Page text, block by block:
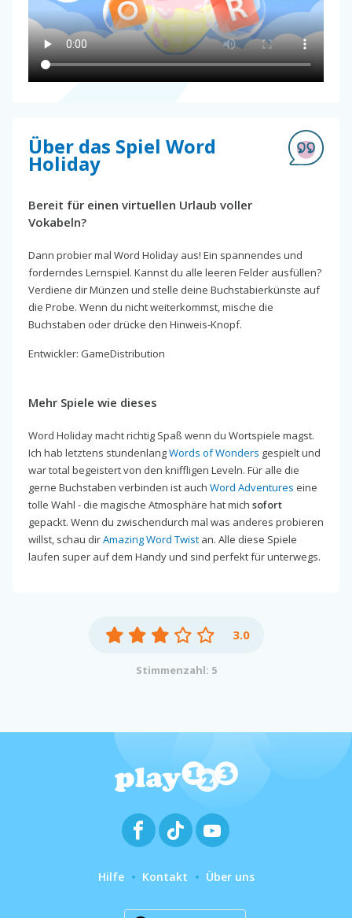
Über das Spiel Word
Holiday
Bereit für einen virtuellen Urlaub voller
Vokabeln?
Dann probier mal Word Holiday aus! Ein spannendes und
forderndes Lernspiel. Kannst du alle leeren Felder ausfüllen?
Verdiene dir Münzen und stelle deine Buchstabierkünste auf
die Probe. Wenn du nicht weiterkommst, mische die
Buchstaben oder drücke den Hinweis-Knopf.
Entwickler: GameDistribution
Mehr Spiele wie dieses
Word Holiday macht richtig Spaß wenn du Wortspiele magst.
Ich hab letztens stundenlangWords of Wonders gespielt und
war total begeistert von den kniffligen Leveln. Für alle die
gerne Buchstaben verbinden ist auch Word Adventures eine
tolle Wahl - die magische Atmosphäre hat mich sofort
gepackt. Wenn du zwischendurch mal was anderes probieren
willst, schau dirAmazing Word Twist an. Alle diese Spiele
laufen super auf dem Handy und sind perfekt für unterwegs.
3.0
Stimmenzahl: 5
Hilfe Kontakt Über uns